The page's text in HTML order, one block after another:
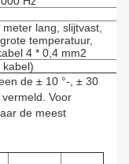
lang, slijtvast,
temperatuur,
4 * 0,4 mm2
kabel)
de ± 10 °-, ± 30
Voor
de meest